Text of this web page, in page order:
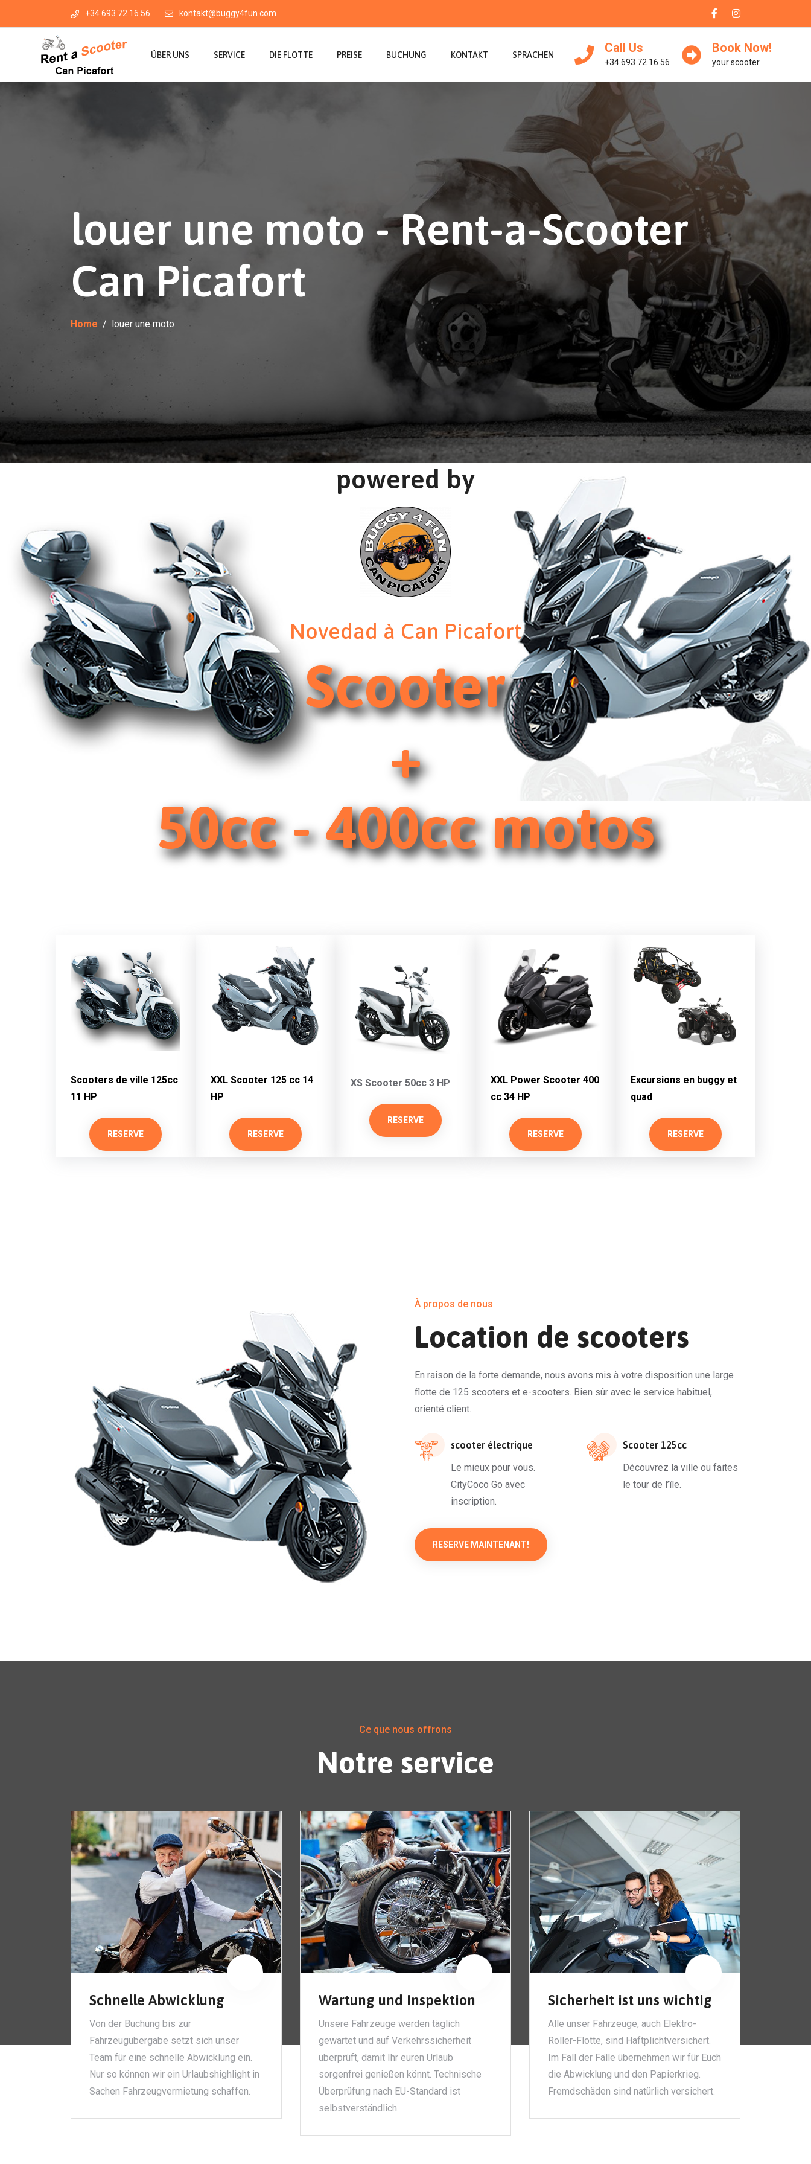
+34 693 72 16 56 kontakt@buggy4fun.com
ÜBER UNS SERVICE DIE FLOTTE PREISE BUCHUNG KONTAKT SPRACHEN Call Us
+34 693 72 16 56
Book Now!
your scooter
louer une moto - Rent-a-Scooter
Can Picafort
Home louer une moto
powered by
Novedad à Can Picafort
Scooter
+
50cc - 400cc motos
Scooters de ville 125cc
11 HP
RESERVE
XXL Scooter 125 cc 14
HP
RESERVE
XS Scooter 50cc 3 HP
RESERVE
XXL Power Scooter 400
cc 34 HP
RESERVE
Excursions en buggy et
quad
RESERVE
À propos de nous
Location de scooters
En raison de la forte demande, nous avons mis à votre disposition une large
flotte de 125 scooters et e-scooters. Bien sûr avec le service habituel,
orienté client.
scooter électrique
Le mieux pour vous.
CityCoco Go avec
inscription.
Scooter 125cc
Découvrez la ville ou faites
le tour de l’île.
RESERVE MAINTENANT!
Ce que nous offrons
Notre service
Schnelle Abwicklung
Von der Buchung bis zur
Fahrzeugübergabe setzt sich unser
Team für eine schnelle Abwicklung ein.
Nur so können wir ein Urlaubshighlight in
Sachen Fahrzeugvermietung schaffen.
Wartung und Inspektion
Unsere Fahrzeuge werden täglich
gewartet und auf Verkehrssicherheit
überprüft, damit Ihr euren Urlaub
sorgenfrei genießen könnt. Technische
Überprüfung nach EU-Standard ist
selbstverständlich.
Sicherheit ist uns wichtig
Alle unser Fahrzeuge, auch Elektro-
Roller-Flotte, sind Haftplichtversichert.
Im Fall der Fälle übernehmen wir für Euch
die Abwicklung und den Papierkrieg.
Fremdschäden sind natürlich versichert.